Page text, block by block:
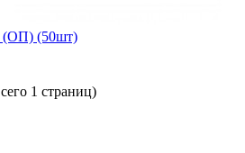
(50шт)
1 страниц)